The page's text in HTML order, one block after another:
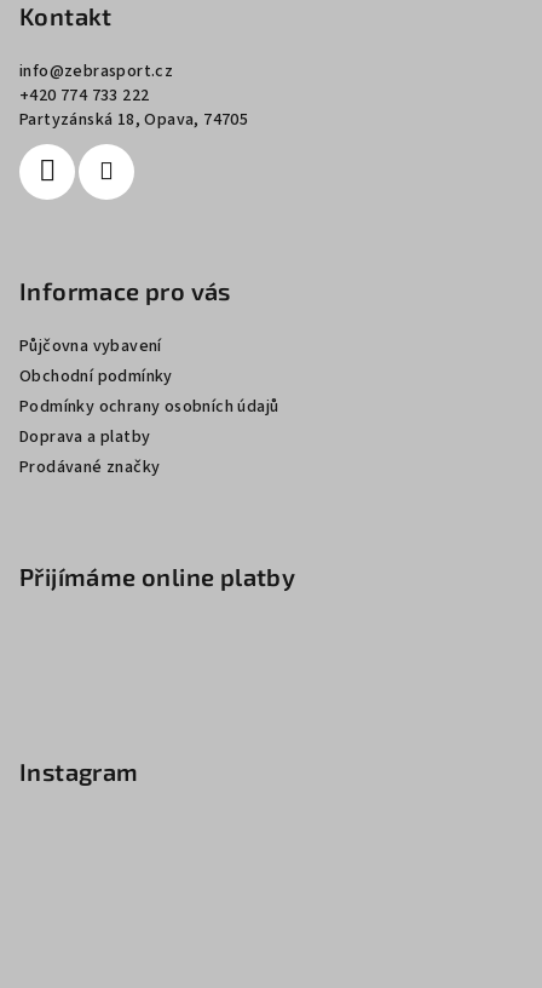
Kontakt
info@zebrasport.cz
+420 774 733 222
Partyzánská 18, Opava, 74705
Informace pro vás
Půjčovna vybavení
Obchodní podmínky
Podmínky ochrany osobních údajů
Doprava a platby
Prodávané značky
Přijímáme online platby
Instagram